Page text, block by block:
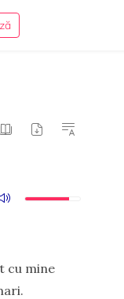
cu mine